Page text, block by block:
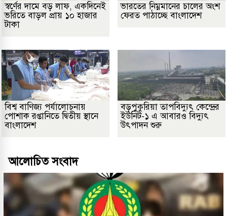
স্বর্ণের দামে বড় লাফ, একদিনেই
ভরিতে বাড়ল প্রায় ১০ হাজার
টাকা
ভারতের নিম্নমানের চালের অংশ
ফেরত পাঠাচ্ছে বাংলাদেশ
বিশ্ব বাণিজ্য পর্যালোচনায়
পোশাক রপ্তানিতে দ্বিতীয় স্থানে
বাংলাদেশ
বড়পুকুরিয়া তাপবিদ্যুৎ কেন্দ্রের
ইউনিট-১ এ আবারও বিদ্যুৎ
উৎপাদন শুরু
আলোচিত সংবাদ